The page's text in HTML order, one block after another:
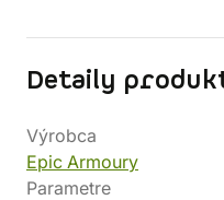
Detaily
Výrobca
Epic Armoury
Parametre